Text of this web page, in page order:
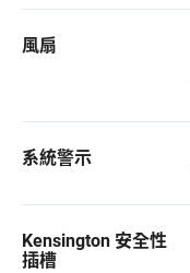
風扇
系統警示
Kensington 安全性
插槽